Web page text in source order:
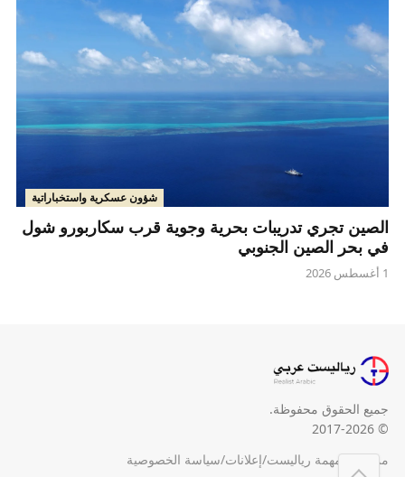
شؤون عسكرية واستخباراتية
الصين تجري تدريبات بحرية وجوية قرب سكاربورو شول
في بحر الصين الجنوبي
1 أغسطس 2026
جميع الحقوق محفوظة.
© 2017-2026
من نحن/مهمة رياليست/إعلانات/سياسة الخصوصية